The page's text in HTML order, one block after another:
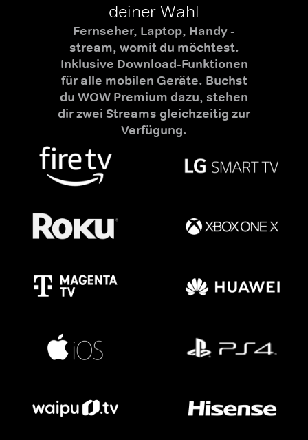
deiner Wahl
Fernseher, Laptop, Handy -
stream, womit du möchtest.
Inklusive Download-Funktionen
für alle mobilen Geräte. Buchst
du WOW Premium dazu, stehen
dir zwei Streams gleichzeitig zur
Verfügung.